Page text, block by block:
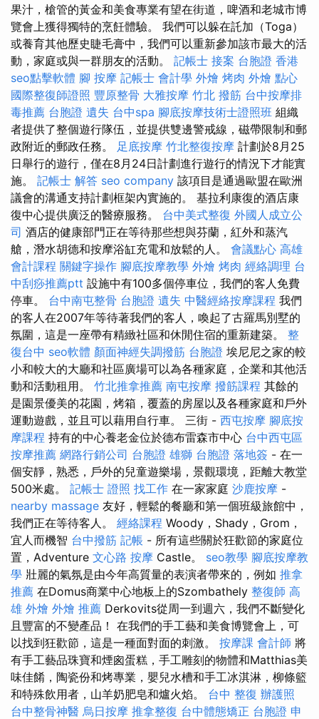
果汁，槍管的黃金和美食專業有望在街道，啤酒和老城市博
覽會上獲得獨特的烹飪體驗。 我們可以躲在託加（Toga）
或養育其他歷史睫毛膏中，我們可以重新參加該市最大的活
動，家庭或與一群朋友的活動。 記帳士 接案 台胞證 香港
seo點擊軟體 腳 按摩 記帳士 會計學 外燴 烤肉 外燴 點心
國際整復師證照 豐原整骨 大雅按摩 竹北 撥筋 台中按摩排
毒推薦 台胞證 遺失 台中spa 腳底按摩技術士證照班 組織
者提供了整個遊行隊伍，並提供雙邊警戒線，磁帶限制和郵
政附近的郵政任務。 足底按摩 竹北整復按摩 計劃於8月25
日舉行的遊行，僅在8月24日計劃進行遊行的情況下才能實
施。 記帳士 解答 seo company 該項目是通過歐盟在歐洲
議會的溝通支持計劃框架內實施的。 基拉利康復的酒店康
復中心提供廣泛的醫療服務。 台中美式整復 外國人成立公
司 酒店的健康部門正在等待那些想與芬蘭，紅外和蒸汽
艙，潛水胡德和按摩浴缸充電和放鬆的人。 會議點心 高雄
會計課程 關鍵字操作 腳底按摩教學 外燴 烤肉 經絡調理 台
中刮痧推薦ptt 設施中有100多個停車位，我們的客人免費
停車。 台中南屯整骨 台胞證 遺失 中醫經絡按摩課程 我們
的客人在2007年等待著我們的客人，喚起了古羅馬別墅的
氛圍，這是一座帶有精緻社區和休閒住宿的重新建築。 整
復台中 seo軟體 顏面神經失調撥筋 台胞證 埃尼尼之家的較
小和較大的大廳和社區廣場可以為各種家庭，企業和其他活
動和活動租用。 竹北推拿推薦 南屯按摩 撥筋課程 其餘的
是園景優美的花園，烤箱，覆蓋的房屋以及各種家庭和戶外
運動遊戲，並且可以藉用自行車。 三街 - 西屯按摩 腳底按
摩課程 持有的中心養老金位於德布雷森市中心 台中西屯區
按摩推薦 網路行銷公司 台胞證 雄獅 台胞證 落地簽 - 在一
個安靜，熟悉，戶外的兒童遊樂場，景觀環境，距離大教堂
500米處。 記帳士 證照 找工作 在一家家庭 沙鹿按摩 -
nearby massage 友好，輕鬆的餐廳和第一個班級旅館中，
我們正在等待客人。 經絡課程 Woody，Shady，Grom，
宜人而機智 台中撥筋 記帳 - 所有這些關於狂歡節的家庭位
置，Adventure 文心路 按摩 Castle。 seo教學 腳底按摩教
學 壯麗的氣氛是由今年高質量的表演者帶來的，例如 推拿
推薦 在Domus商業中心地板上的Szombathely 整復師 高
雄 外燴 外燴 推薦 Derkovits從周一到週六，我們不斷變化
且豐富的不變產品！ 在我們的手工藝和美食博覽會上，可
以找到狂歡節，這是一種面對面的刺激。 按摩課 會計師 將
有手工藝品珠寶和煙囪蛋糕，手工雕刻的物體和Matthias美
味佳餚，陶瓷份和烤專業，嬰兒水槽和手工冰淇淋，柳條籃
和特殊飲用者，山羊奶肥皂和爐火焰。 台中 整復 辦護照
台中整骨神醫 烏日按摩 推拿整復 台中體態矯正 台胞證 申